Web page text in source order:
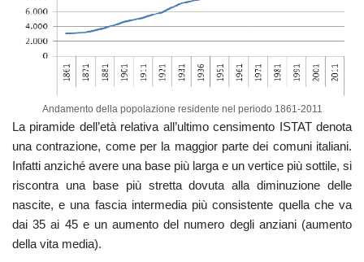
Andamento della popolazione residente nel periodo 1861-2011
La piramide dell’età relativa all’ultimo censimento ISTAT denota
una contrazione, come per la maggior parte dei comuni italiani.
Infatti anziché avere una base più larga e un vertice più sottile, si
riscontra una base più stretta dovuta alla diminuzione delle
nascite, e una fascia intermedia più consistente quella che va
dai 35 ai 45 e un aumento del numero degli anziani (aumento
della vita media).